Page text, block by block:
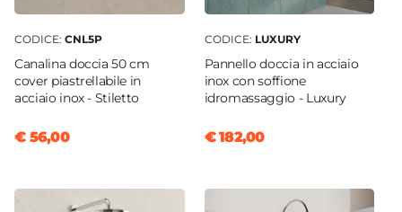
88 cm|90 cm
Estensibile
Larghezza Massima
Profondità Massima
CODICE: CNL5P
Canalina doccia 50 cm
cover piastrellabile in
acciaio inox - Stiletto
€ 56,00
CODICE: LUXURY
Pannello doccia in acciaio
inox con soffione
idromassaggio - Luxury
€ 182,00